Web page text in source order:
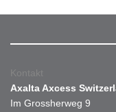
Kontakt
Axalta Axcess
Im Grossherweg 9